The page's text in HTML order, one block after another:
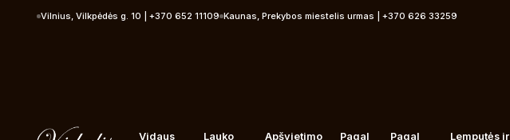
Vilnius, Vilkpėdės g. 10 | +370 652 11109 Kaunas, Prekybos miestelis urmas | +370 626 33259
Vidaus
Lauko
Apšvietimo
Pagal
Pagal
Lemputės ir